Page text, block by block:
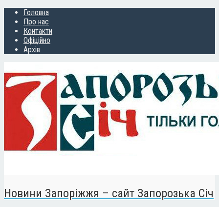
Головна
Про нас
Контакти
Офіційно
Архів
Новини Запоріжжя – сайт Запорозька Січ